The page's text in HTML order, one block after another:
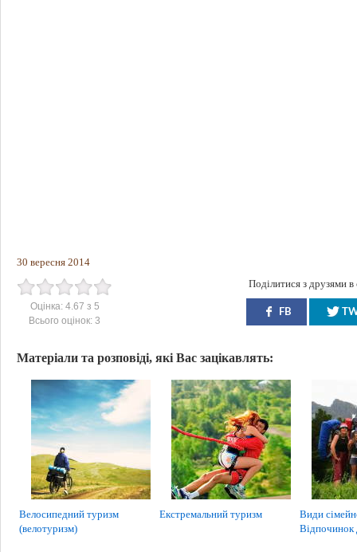
30 вересня 2014
Оцінка: 4.67 з 5
Всього оцінок: 3
Поділитися з друзями
FB
Матеріали та розповіді, які Вас зацікавлять:
Велосипедний туризм
(велотуризм)
Екстремальний туризм
Види